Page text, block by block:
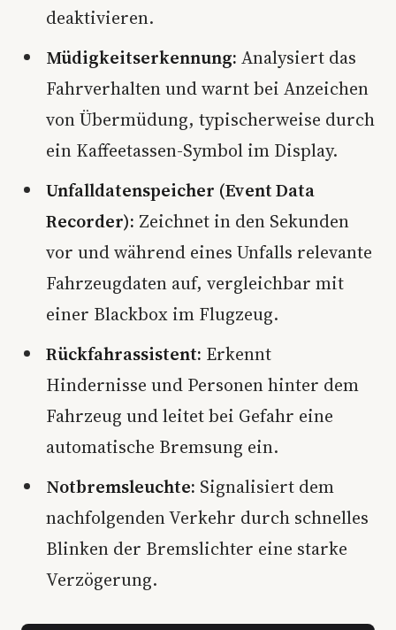
deaktivieren.
Müdigkeitserkennung: Analysiert das
Fahrverhalten und warnt bei Anzeichen
von Übermüdung, typischerweise durch
ein Kaffeetassen-Symbol im Display.
Unfalldatenspeicher (Event Data
Recorder): Zeichnet in den Sekunden
vor und während eines Unfalls relevante
Fahrzeugdaten auf, vergleichbar mit
einer Blackbox im Flugzeug.
Rückfahrassistent: Erkennt
Hindernisse und Personen hinter dem
Fahrzeug und leitet bei Gefahr eine
automatische Bremsung ein.
Notbremsleuchte: Signalisiert dem
nachfolgenden Verkehr durch schnelles
Blinken der Bremslichter eine starke
Verzögerung.